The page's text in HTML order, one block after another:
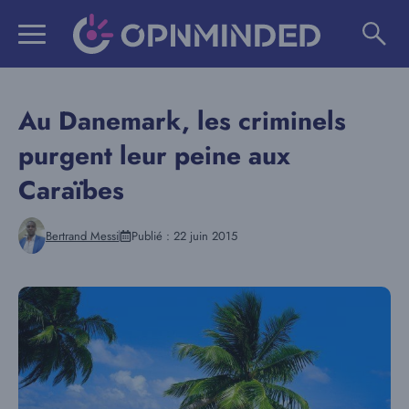
Au Danemark, les criminels
purgent leur peine aux
Caraïbes
Bertrand Messi Publié : 22 juin 2015